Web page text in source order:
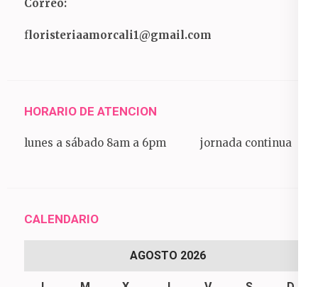
Correo:
floristeriaamorcali1@gmail.com
HORARIO DE ATENCION
lunes a sábado 8am a 6pm jornada continua
CALENDARIO
AGOSTO 2026